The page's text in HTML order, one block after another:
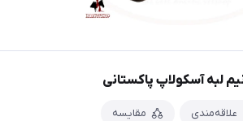
لبه آسکولاپ پاکستانی
علاقه‌مندی مقایسه